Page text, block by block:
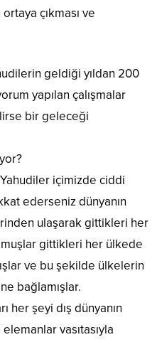
çıkması ve
geldiği yıldan 200
yapılan çalışmalar
bir geleceği
içimizde ciddi
ederseniz dünyanın
ulaşarak gittikleri her
gittikleri her ülkede
ve bu şekilde ülkelerin
bağlamışlar.
her şeyi dış dünyanın
vasıtasıyla